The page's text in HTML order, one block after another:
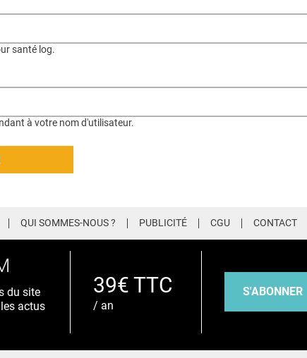
santé log.
à votre nom d'utilisateur.
QUI SOMMES-NOUS ? PUBLICITÉ CGU CONTACT
du site
actus
39€ TTC
/ an
S'ABONNER